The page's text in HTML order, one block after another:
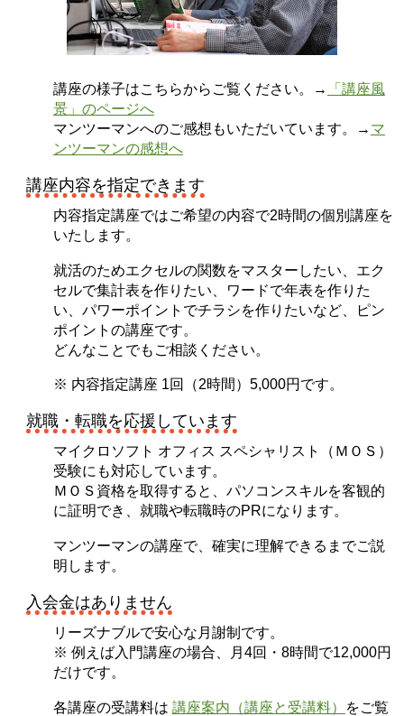
講座の様子はこちらからご覧ください。→
「講座風
景」のページへ
マンツーマンへのご感想もいただいています。→ マ
ンツーマンの感想へ
講座内容を指定できます
内容指定講座ではご希望の内容で2時間の個別講座を
いたします。
就活のためエクセルの関数をマスターしたい、エク
セルで集計表を作りたい、ワードで年表を作りた
い、パワーポイントでチラシを作りたいなど、ピン
ポイントの講座です。
どんなことでもご相談ください。
※ 内容指定講座 1回（2時間）5,000円です。
就職・転職を応援しています
マイクロソフト オフィス スペシャリスト（ＭＯＳ）
受験にも対応しています。
ＭＯＳ資格を取得すると、パソコンスキルを客観的
に証明でき、就職や転職時のPRになります。
マンツーマンの講座で、確実に理解できるまでご説
明します。
入会金はありません
リーズナブルで安心な月謝制です。
※ 例えば入門講座の場合、月4回・8時間で12,000円
だけです。
各講座の受講料は 講座案内（講座と受講料）
をご覧